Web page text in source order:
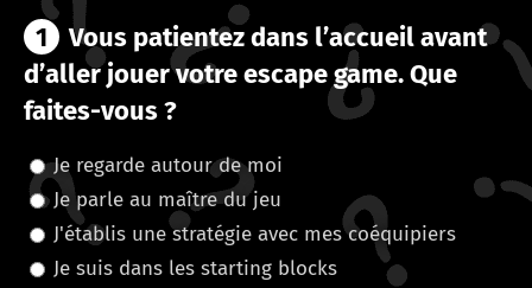
1
Vous patientez dans l’accueil avant
d’aller jouer votre escape game. Que
faites-vous ?
Je regarde autour de moi
Je parle au maître du jeu
J'établis une stratégie avec mes coéquipiers
Je suis dans les starting blocks